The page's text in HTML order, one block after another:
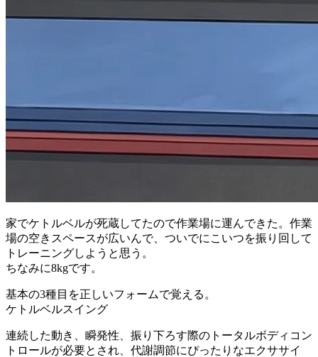
家でケトルベルが死蔵してたので作業場に運んできた。作業
場の空きスペースが広いんで、ついでにこいつを振り回して
トレーニングしようと思う。
ちなみに8kgです。
基本の3種目を正しいフォームで覚える。
ケトルベルスイング
連続した動き、瞬発性、振り下ろす際のトータルボディコン
トロールが必要とされ、代謝調節にぴったりなエクササイ